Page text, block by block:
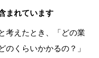
まれています
考えたとき、「どの業
のくらいかかるの？」